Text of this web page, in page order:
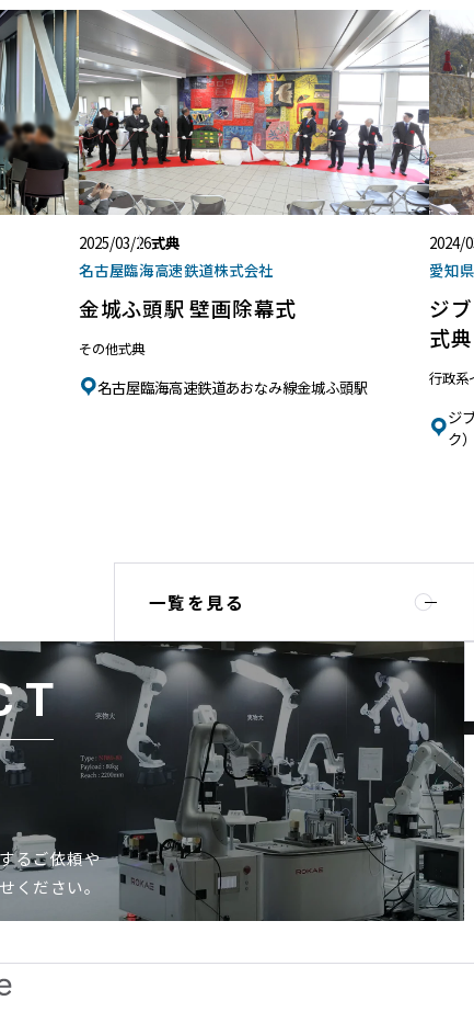
2025/03/26式典
名古屋臨海高速鉄道株式会社
金城ふ頭駅 壁画除幕式
その他式典
名古屋臨海高速鉄道あおなみ線金城ふ頭駅
2024/
愛知
ジ
式典
行政系
ジ
ク）
一覧を見る
るご依頼や
ください。